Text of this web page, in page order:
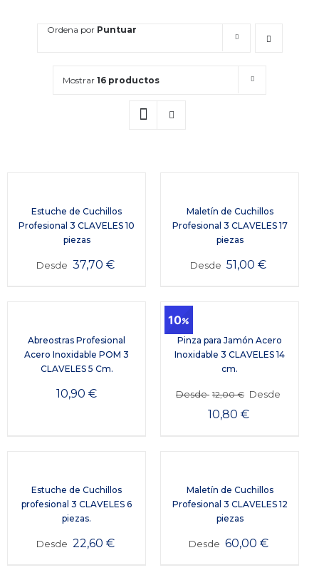
Ordena por Puntuar
Mostrar 16 productos
Estuche de Cuchillos
Profesional 3 CLAVELES 10
piezas
Desde 37,70 €
Maletín de Cuchillos
Profesional 3 CLAVELES 17
piezas
Desde 51,00€
Abreostras Profesional
Acero Inoxidable POM 3
CLAVELES 5 Cm.
10,90€
10
Pinza para Jamón Acero
Inoxidable 3 CLAVELES 14
cm.
Desde 12,00€ Desde
10,80 €
Estuche de Cuchillos
profesional 3 CLAVELES 6
piezas.
Desde 22,60 €
Maletín de Cuchillos
Profesional 3 CLAVELES 12
piezas
Desde 60,00 €